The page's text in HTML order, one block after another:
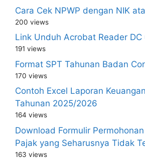
Cara Cek NPWP dengan NIK
200 views
Link Unduh Acrobat Reader DC
191 views
Format SPT Tahunan Badan
170 views
Contoh Excel Laporan
Tahunan 2025/2026
164 views
Download Formulir
Pajak yang Seharusnya Tidak
163 views